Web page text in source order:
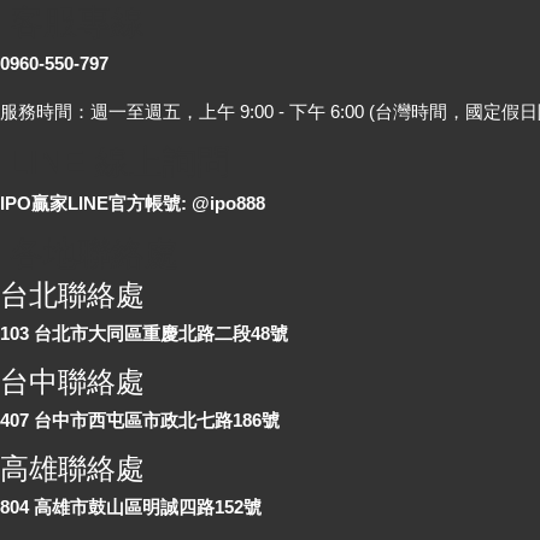
0960-550-797
服務時間：週一至週五，上午 9:00 - 下午 6:00 (台灣時間，國定假
IPO贏家LINE官方帳號: @ipo888
台北聯絡處
103 台北市大同區重慶北路二段48號
台中聯絡處
407 台中市西屯區市政北七路186號
高雄聯絡處
804 高雄市鼓山區明誠四路152號